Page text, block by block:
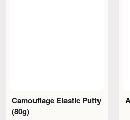
Camouflage Elastic Putty
(80g)